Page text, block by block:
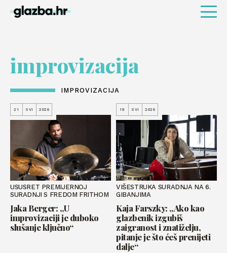
improvizacija
IMPROVIZACIJA
21 SVI 2026
USUSRET PREMIJERNOJ
SURADNJI S FREDOM FRITHOM
Jaka Berger: „U
improvizaciji je duboko
slušanje ključno“
19 SVI 2026
VIŠESTRUKA SURADNJA NA 6.
GIBANJIMA
Kaja Farszky: „Ako kao
glazbenik izgubiš
zaigranost i znatiželju,
pitanje je što ćeš prenijeti
dalje“